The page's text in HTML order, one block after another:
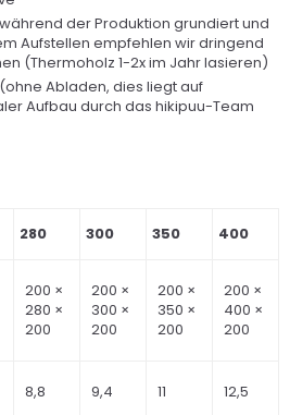
der Produktion grundiert und
Aufstellen empfehlen wir dringend
(Thermoholz 1-2x im Jahr lasieren)
Abladen, dies liegt auf
Aufbau durch das hikipuu-Team
280 300 350 400
200 ×
280 ×
200
200 ×
300 ×
200
200 ×
350 ×
200
200 ×
400 ×
200
8,8 9,4 11 12,5